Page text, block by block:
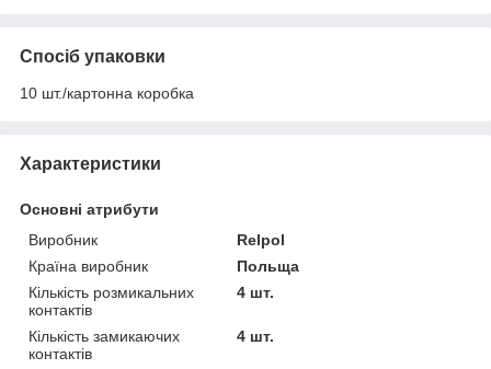
Спосіб упаковки
10 шт./картонна коробка
Характеристики
Основні атрибути
Виробник
Relpol
Країна виробник
Польща
Кількість розмикальних
контактів
4 шт.
Кількість замикаючих
контактів
4 шт.